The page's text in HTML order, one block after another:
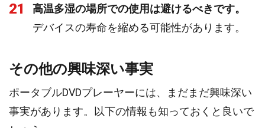
21
高温多湿の場所での使用は避けるべきです。
デバイスの寿命を縮める可能性があります。
その他の興味深い事実
ポータブルDVDプレーヤーには、まだまだ興味深い
事実があります。以下の情報も知っておくと良いで